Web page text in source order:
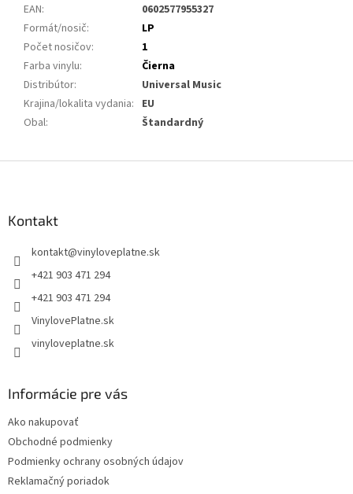
EAN:
0602577955327
Formát/nosič:
LP
Počet nosičov:
1
Farba vinylu:
Čierna
Distribútor:
Universal Music
Krajina/lokalita vydania: EU
Obal: Štandardný
Kontakt
kontakt@vinyloveplatne.sk
+421 903 471 294
+421 903 471 294
VinylovePlatne.sk
vinyloveplatne.sk
Informácie pre vás
Ako nakupovať
Obchodné podmienky
Podmienky ochrany osobných údajov
Reklamačný poriadok